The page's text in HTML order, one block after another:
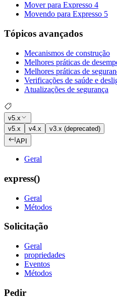
Mover para Expresso 4
Movendo para Expresso 5
Tópicos avançados
Mecanismos de construção
Melhores práticas de
Melhores práticas de
Verificações de saúde e
Atualizações de segurança
v5.x
v5.x
v4.x
v3.x (deprecated)
API
Geral
express()
Geral
Métodos
Solicitação
Geral
propriedades
Eventos
Métodos
Pedir